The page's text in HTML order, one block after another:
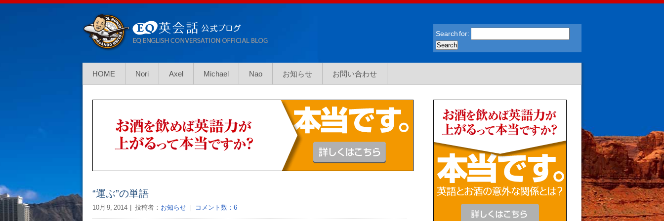
Search for:
HOME Nori Axel Michael Nao お知らせ お問い合わせ
“運ぶ”の単語
10月 9, 2014 投稿者： お知らせ ｜ コメント数：6